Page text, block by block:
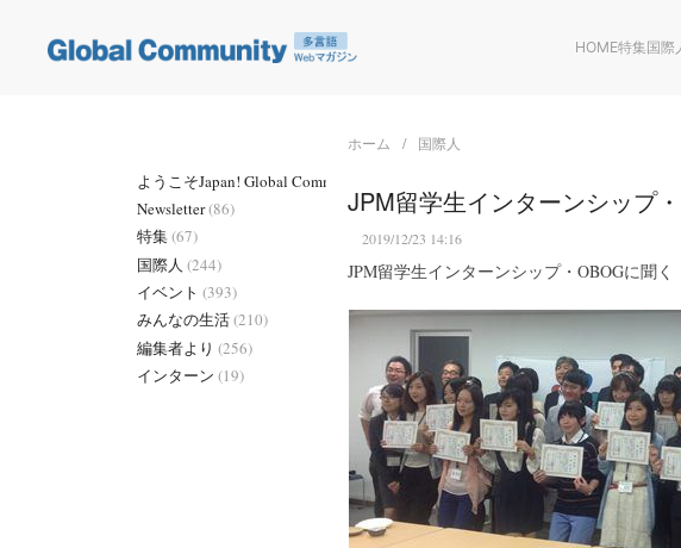
HOME特集国際
ホーム 国際人
JPM留学生インターンシッ
2019/12/23 14:16
JPM留学生インターンシップ・OBOGに
ようこそJapan! Global Community
Newsletter(86)
特集(67)
国際人 (244)
イベント (393)
みんなの生活(210)
編集者より (256)
インターン (19)